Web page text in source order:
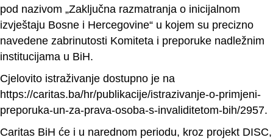
pod nazivom „Zaključna razmatranja o inicijalnom
izvještaju Bosne i Hercegovine“ u kojem su precizno
navedene zabrinutosti Komiteta i preporuke nadležnim
institucijama u BiH.
Cjelovito istraživanje dostupno je na
https://caritas.ba/hr/publikacije/istrazivanje-o-primjeni-
preporuka-un-za-prava-osoba-s-invaliditetom-bih/2957.
Caritas BiH će i u narednom periodu, kroz projekt DISC,